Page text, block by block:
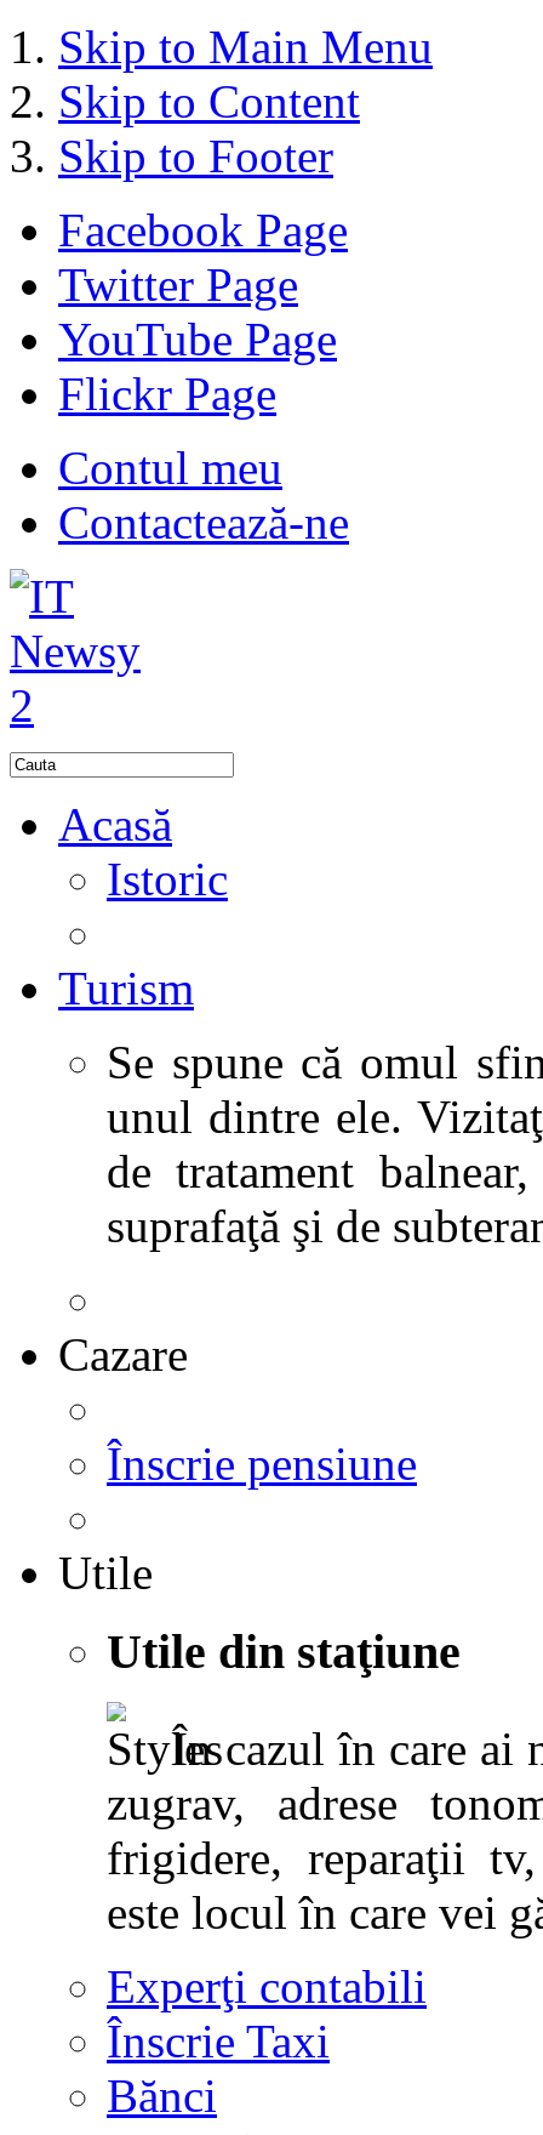
Skip to Main Menu
Skip to Content
Skip to Footer
Facebook Page
Twitter Page
YouTube Page
Flickr Page
Contul meu
Contactează-ne
Acasă
Istoric
Turism
Se spune că omul
unul dintre ele.
de tratament
suprafaţă şi de
Cazare
Înscrie pensiune
Utile
Utile din staţiune
În cazul în care ai
zugrav, adrese
frigidere, reparaţii
este locul în care vei
Experţi contabili
Înscrie Taxi
Bănci